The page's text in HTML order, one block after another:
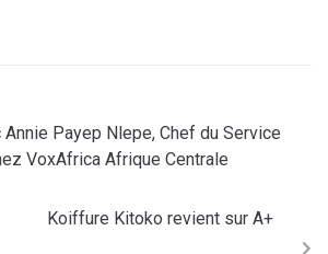
Annie Payep Nlepe, Chef du Service
VoxAfrica Afrique Centrale
Koiffure Kitoko revient sur A+